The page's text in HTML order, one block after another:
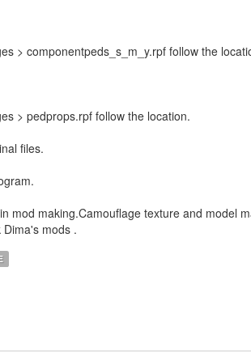
> componentpeds_s_m_y.rpf follow the
> pedprops.rpf follow the location.
files.
mod making.Camouflage texture and model
mods .